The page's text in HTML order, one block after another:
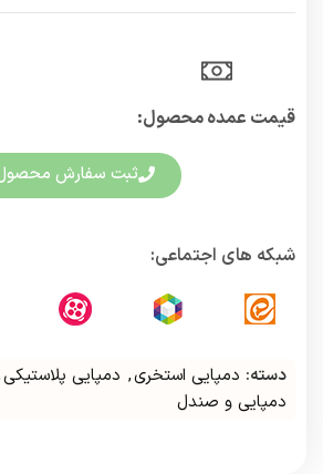
قیمت عمده محصول:​
ثبت سفارش
شبکه های اجتماعی:
دسته: دمپایی استخری, دمپایی پلاستیکی
دمپایی و صندل